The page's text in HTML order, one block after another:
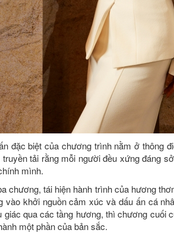
đặc biệt của chương trình nằm ở thông
tải rằng mỗi người đều xứng đáng
mình.
chương, tái hiện hành trình của hương
vào khởi nguồn cảm xúc và dấu ấn cá
giác qua các tầng hương, thì chương cuối
một phần của bản sắc.